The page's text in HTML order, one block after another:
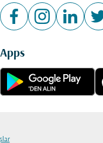
Apps